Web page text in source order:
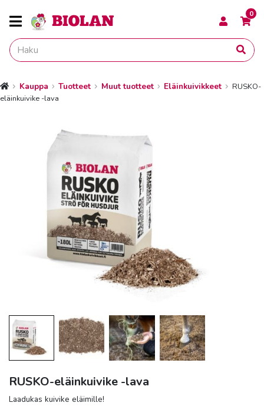
0
EtusivuKauppa Tuotteet Muut tuotteet Eläinkuivikkeet
RUSKO-
eläinkuivike -lava
RUSKO-eläinkuivike -lava
Laadukas kuivike eläimille!